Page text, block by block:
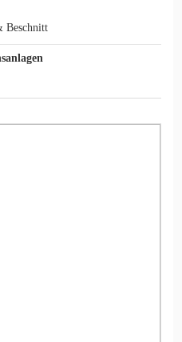
Beschnitt